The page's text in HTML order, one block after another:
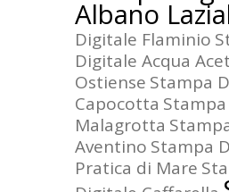
Albano
Digitale Flaminio
Digitale Acqua
Ostiense Stampa
Capocotta
Malagrotta
Aventino Stampa
Pratica di Mare